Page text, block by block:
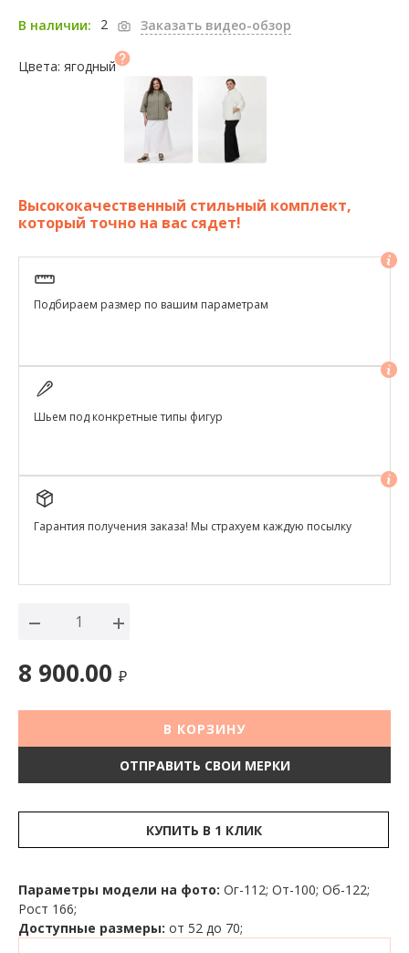
В наличии: 2 Заказать видео-обзор
Цвета: ягодный
Высококачественный стильный комплект,
который точно на вас сядет!
Подбираем размер по вашим параметрам
Шьем под конкретные типы фигур
Гарантия получения заказа! Мы страхуем каждую посылку
8 900.00 ₽
В КОРЗИНУ
ОТПРАВИТЬ СВОИ МЕРКИ
КУПИТЬ В 1 КЛИК
Параметры модели на фото: Ог-112; От-100; Об-122;
Рост 166;
Доступные размеры: от 52 до 70;